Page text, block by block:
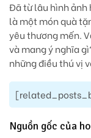
Đã từ lâu hình ảnh
là một món quà
yêu thương mến.
và mang ý nghĩa
những điều thú vị
Nguồn gốc của